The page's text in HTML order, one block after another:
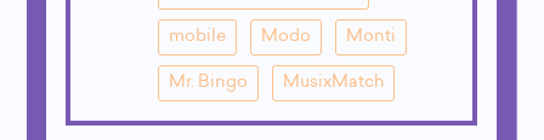
mobile Modo Monti
Mr. Bingo MusixMatch